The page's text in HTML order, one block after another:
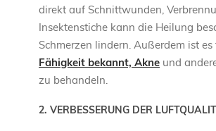
direkt auf Schnittwunden,
Insektenstiche kann die Heilung
Schmerzen lindern. Außerdem ist
Fähigkeit bekannt, Akne und
zu behandeln.
2. VERBESSERUNG DER